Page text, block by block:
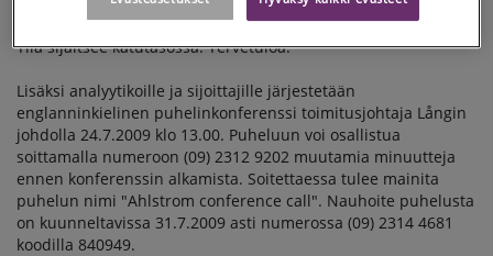
Bulsa & Freda -kokoushuoneessa osoitteessa Simonkatu 9.
Tila sijaitsee katutasossa. Tervetuloa.
Lisäksi analyytikoille ja sijoittajille järjestetään
englanninkielinen puhelinkonferenssi toimitusjohtaja Långin
johdolla 24.7.2009 klo 13.00. Puheluun voi osallistua
soittamalla numeroon (09) 2312 9202 muutamia minuutteja
ennen konferenssin alkamista. Soitettaessa tulee mainita
puhelun nimi "Ahlstrom conference call". Nauhoite puhelusta
on kuunneltavissa 31.7.2009 asti numerossa (09) 2314 4681
koodilla 840949.